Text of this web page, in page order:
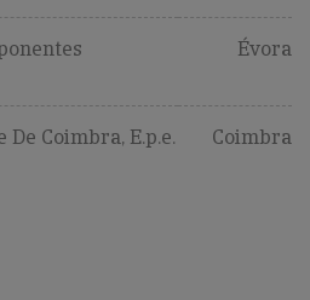
Évora
De Coimbra, E.p.e. Coimbra